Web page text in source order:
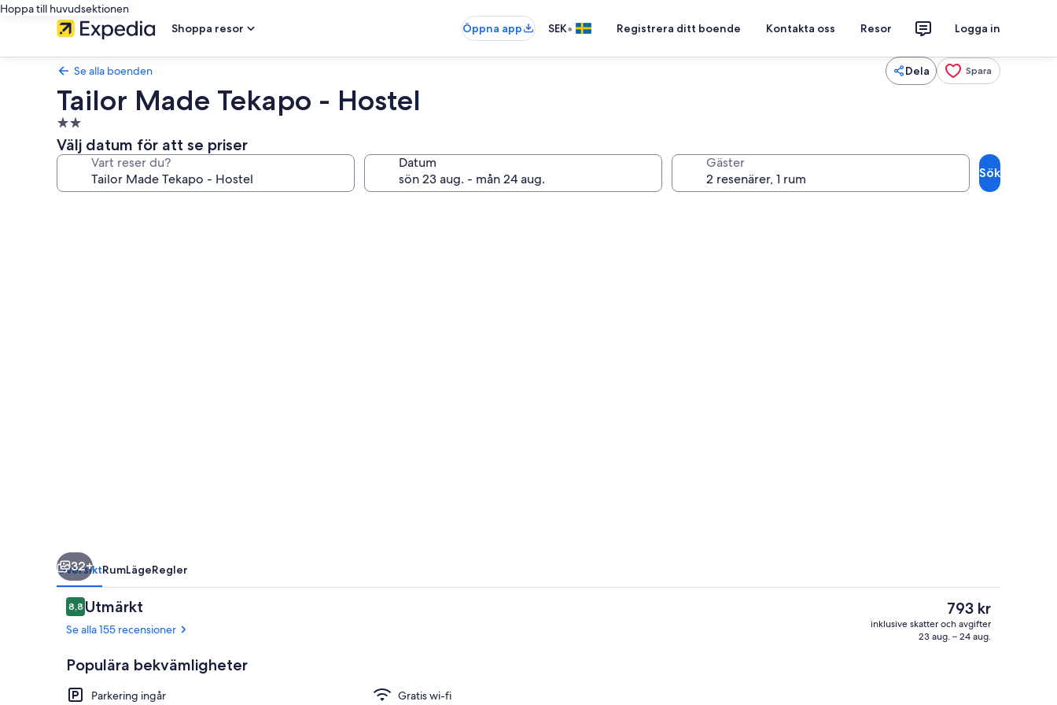
Hoppa till huvudsektionen
Shoppa resor
Öppna app SEK• Registrera ditt boende Kontakta oss Resor Logga in
Se alla boenden Dela Spara
Tailor Made Tekapo - Hostel
2.0-
stjärnigt
boende
Välj datum för att se priser
Vart reser du? Datum Gäster
Sök
32+
ÖversiktRumLägeRegler
Recensioner
8,88,8 av 10,
Utmärkt
Se alla 155 recensioner
Populära bekvämligheter
Parkering ingår
Gratis wi-fi
Det
nuvarande
priset
793 kr
inklusive skatter och avgifter
23 aug. – 24 aug.